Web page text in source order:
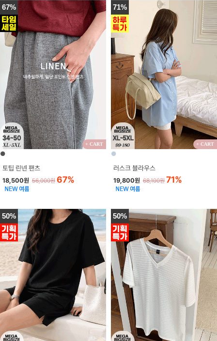
67%
+ CART
●
토팁 린넨 팬츠
18,500원 56,000원 67%
71%
+ CART
●
러스크 블라우스
19,800원 68,100원 71%
50% 50%